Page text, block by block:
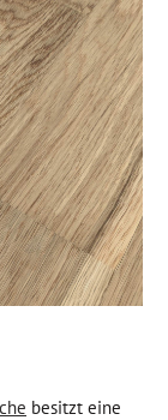
besitzt eine